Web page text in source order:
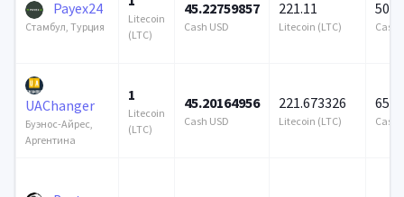
Payex24
Стамбул, Турция
Litecoin
(LTC)
45.22759857
Cash USD
221.11
Litecoin (LTC)
500
Cash
UAChanger
Буэнос-Айрес,
Аргентина
1
Litecoin
(LTC)
45.20164956
Cash USD
221.673326
Litecoin (LTC)
656
Cash